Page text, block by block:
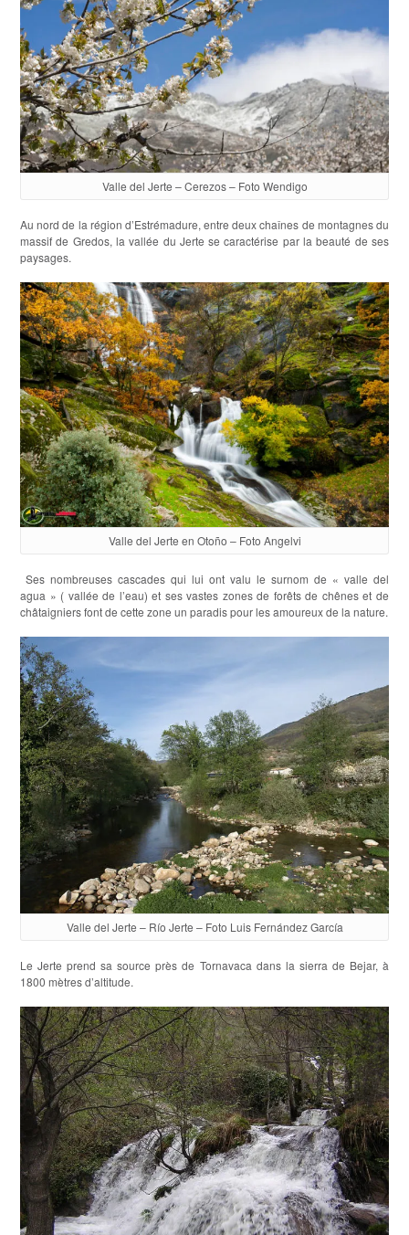
Valle del Jerte – Cerezos – Foto Wendigo
Au nord de la région d’Estrémadure, entre deux chaînes de montagnes du
massif de Gredos, la vallée du Jerte se caractérise par la beauté de ses
paysages.
Valle del Jerte en Otoño – Foto Angelvi
Ses nombreuses cascades qui lui ont valu le surnom de « valle del
agua » ( vallée de l’eau) et ses vastes zones de forêts de chênes et de
châtaigniers font de cette zone un paradis pour les amoureux de la nature.
Valle del Jerte – Río Jerte – Foto Luis Fernández García
Le Jerte prend sa source près de Tornavaca dans la sierra de Bejar, à
1800 mètres d’altitude.